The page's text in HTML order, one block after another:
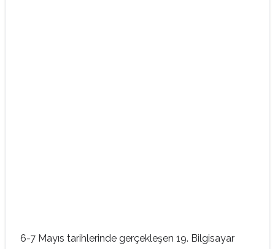
6-7 Mayıs tarihlerinde gerçekleşen 19. Bilgisayar